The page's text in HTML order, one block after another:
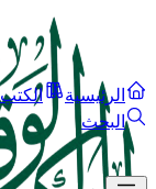
الرئيسية الكتب
البحث